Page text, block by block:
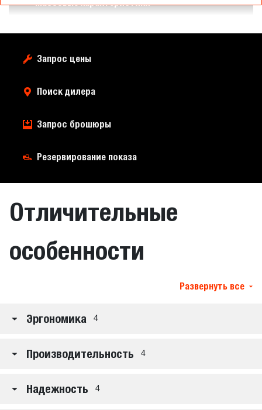
Массовые характеристики
Запрос цены
Поиск дилера
Запрос брошюры
Резервирование показа
Отличительные
особенности
Развернуть все
Эргономика 4
Производительность 4
Надежность 4